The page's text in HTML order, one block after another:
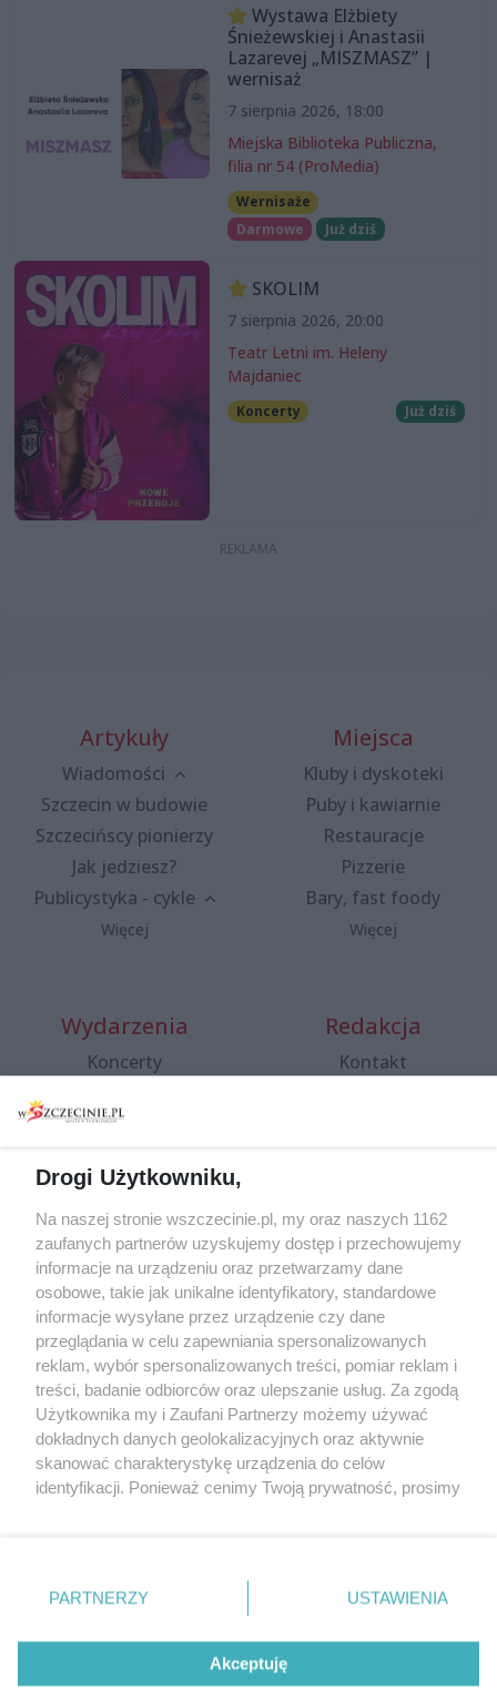
Wystawa Elżbiety
Śnieżewskiej i Anastasii
Lazarevej „MISZMASZ” |
wernisaż
7 sierpnia 2026, 18:00
Miejska Biblioteka Publiczna,
filia nr 54 (ProMedia)
Wernisaże
Darmowe
Już dziś
SKOLIM
7 sierpnia 2026, 20:00
Teatr Letni im. Heleny
Majdaniec
Koncerty Już dziś
Artykuły
Wiadomości
Szczecin w budowie
Szczecińscy pionierzy
Jak jedziesz?
Publicystyka - cykle
Więcej
Miejsca
Kluby i dyskoteki
Puby i kawiarnie
Restauracje
Pizzerie
Bary, fast foody
Więcej
Wydarzenia
Koncerty
Spacery i oprowadzania
targi
Wernisaże
Więcej
Redakcja
Kontakt
Specjalny koncert z okazji
20. urodzin portalu
wSzczecinie.pl
Regulamin konkursów
śniadaniówka "Hej
Szczecin! Jest piątek!"
Partnerzy
Praca Szczecin
© 2026 wSzczecinie.pl
Created by GOD
Drogi Użytkowniku,
Na naszej stronie wszczecinie.pl, my oraz naszych 1162
zaufanych partnerów uzyskujemy dostęp i przechowujemy
informacje na urządzeniu oraz przetwarzamy dane
osobowe, takie jak unikalne identyfikatory, standardowe
informacje wysyłane przez urządzenie czy dane
przeglądania w celu zapewniania spersonalizowanych
reklam, wybór spersonalizowanych treści, pomiar reklam i
treści, badanie odbiorców oraz ulepszanie usług. Za zgodą
Użytkownika my i Zaufani Partnerzy możemy używać
dokładnych danych geolokalizacyjnych oraz aktywnie
skanować charakterystykę urządzenia do celów
identyfikacji. Ponieważ cenimy Twoją prywatność, prosimy
prywatności znajdujący się w lewym dolnym rogu strony
. Niektóre rodzaje przetwarzania danych nie wymagają
takiemu przetwarzaniu. Preferencje będą miały
zastosowania tylko na tej witrynie.
PARTNERZY USTAWIENIA
Akceptuję